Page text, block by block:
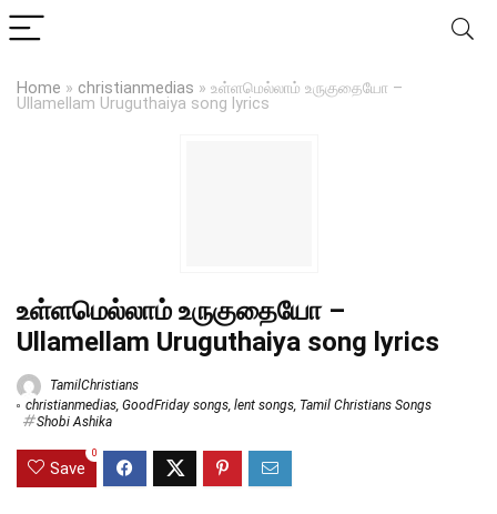
Home » christianmedias » உள்ளமெல்லாம் உருகுதையோ –
Ullamellam Uruguthaiya song lyrics
உள்ளமெல்லாம் உருகுதையோ –
Ullamellam Uruguthaiya song lyrics
TamilChristians
christianmedias, GoodFriday songs, lent songs, Tamil Christians Songs
Shobi Ashika
Save
0